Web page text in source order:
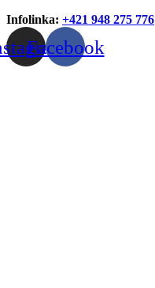
Infolinka: +421 948 275 776
Facebook